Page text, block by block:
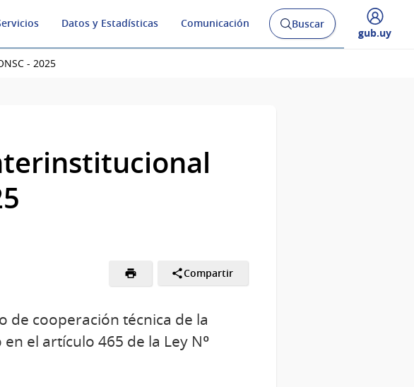
Datos y Estadísticas Comunicación
Abrir
buscador
Buscar
Desplegar
gub.uy
- 2025
Compartir
de cooperación técnica de la
el artículo 465 de la Ley Nº